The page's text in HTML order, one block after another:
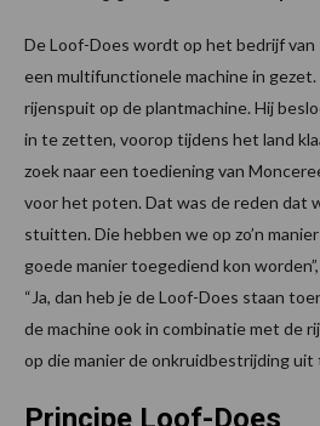
De Loof-Does wordt op het bedrijf
een multifunctionele machine in
rijenspuit op de plantmachine. Hij
in te zetten, voorop tijdens het land
zoek naar een toediening van
voor het poten. Dat was de reden dat
stuitten. Die hebben we op zo’n
goede manier toegediend kon
“Ja, dan heb je de Loof-Does staan
de machine ook in combinatie met de
op die manier de onkruidbestrijding uit
Principe Loof-Does